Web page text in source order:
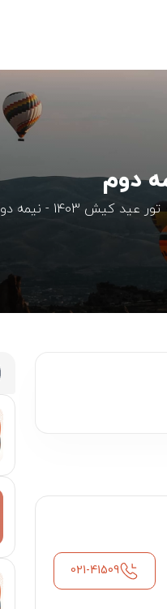
تور عید کیش 1403 - نیمه دوم
021-41509